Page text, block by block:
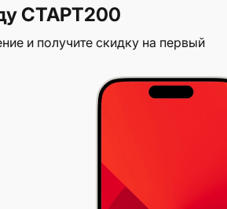
СТАРТ200
и получите скидку на первый